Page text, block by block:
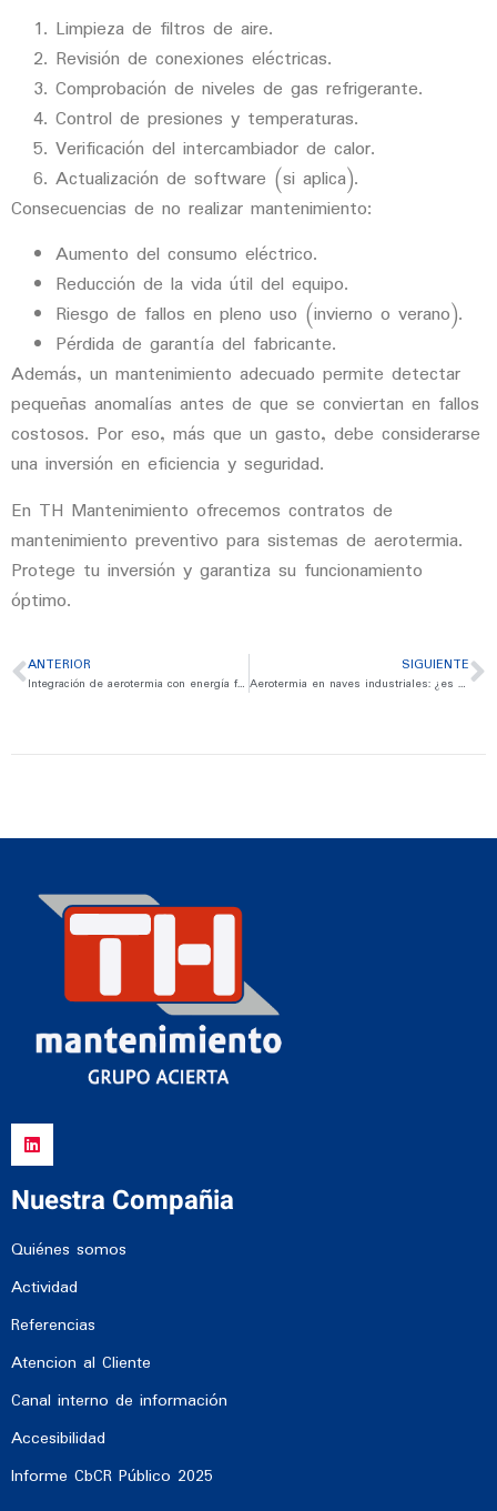
Limpieza de filtros de aire.
Revisión de conexiones eléctricas.
Comprobación de niveles de gas refrigerante.
Control de presiones y temperaturas.
Verificación del intercambiador de calor.
Actualización de software (si aplica).
Consecuencias de no realizar mantenimiento:
Aumento del consumo eléctrico.
Reducción de la vida útil del equipo.
Riesgo de fallos en pleno uso (invierno o verano).
Pérdida de garantía del fabricante.
Además, un mantenimiento adecuado permite detectar
pequeñas anomalías antes de que se conviertan en fallos
costosos. Por eso, más que un gasto, debe considerarse
una inversión en eficiencia y seguridad.
En TH Mantenimiento ofrecemos contratos de
mantenimiento preventivo para sistemas de aerotermia.
Protege tu inversión y garantiza su funcionamiento
óptimo.
ANTERIOR
Integración de aerotermia con energía fotovoltaica: máxima eficiencia energética
SIGUIENTE
Aerotermia en naves industriales: ¿es viable?
Nuestra Compañia
Quiénes somos
Actividad
Referencias
Atencion al Cliente
Canal interno de información
Accesibilidad
Informe CbCR Público 2025